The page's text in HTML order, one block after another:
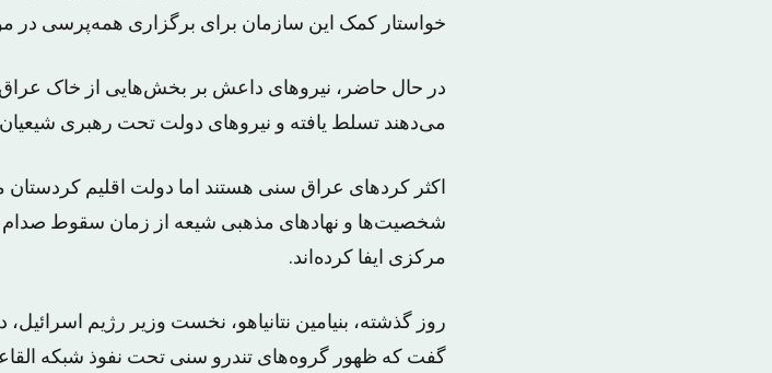
خواستار کمک این سازمان برای برگزاری همه‌پرسی در
در حال حاضر، نیروهای داعش بر بخش‌هایی از خاک عراق
می‌دهند تسلط یافته و نیروهای دولت تحت رهبری
اکثر کردهای عراق سنی هستند اما دولت اقلیم کردستان
شخصیت‌ها و نهادهای مذهبی شیعه از زمان سقوط
مرکزی ایفا کرده‌اند.
روز گذشته، بنیامین نتانیاهو، نخست وزیر رژیم
گفت که ظهور گروه‌های تندرو سنی تحت نفوذ شبکه